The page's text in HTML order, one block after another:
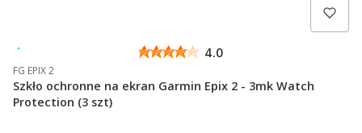
4.0
FG EPIX 2
Szkło ochronne na ekran Garmin Epix 2 - 3mk Watch
Protection (3 szt)